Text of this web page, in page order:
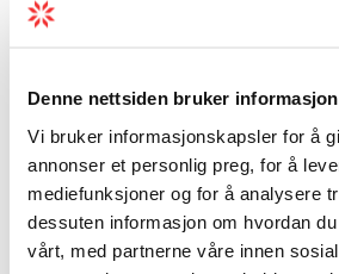
Denne nettsiden bruker
Vi bruker informasjonskapsler for å
annonser et personlig preg, for å
mediefunksjoner og for å analysere
dessuten informasjon om hvordan
vårt, med partnerne våre innen
Buerdalen auch der
Jordalsnuten und
den Weg, der durch das Tal
Buarbreen führt. Für die
Abenteuerlustigen gibt es
Gletscherwanderungen auf